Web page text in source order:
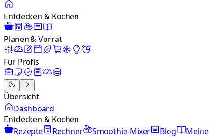
Entdecken & Kochen
Planen & Vorrat
Für Profis
Übersicht
Dashboard
Entdecken & Kochen
Rezepte
Rechner Smoothie-Mixer Blog
Meine